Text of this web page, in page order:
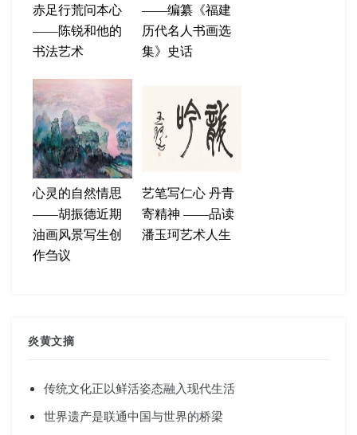
赤足行荒问本心
——陈锐和他的
书法艺术
——编纂《福建
历代名人书画选
集》史话
心灵的自然情思
——胡振德近期
油画风景写生创
作刍议
艺笔写仁心 丹青
寄精神 ——品读
潘玉珂艺术人生
炎黄文摘
传统文化正以鲜活姿态融入现代生活
世界遗产是联通中国与世界的桥梁